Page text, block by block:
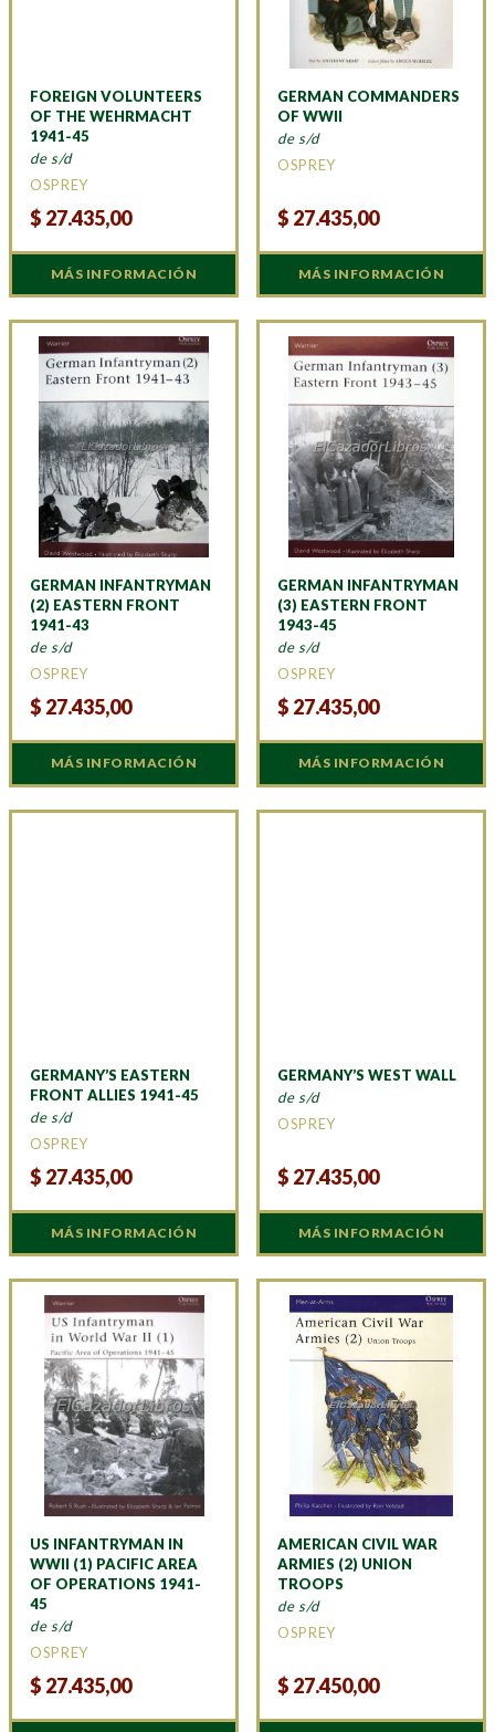
FOREIGN VOLUNTEERS
OF THE WEHRMACHT
1941-45
de s/d
OSPREY
$ 27.435,00
MÁS INFORMACIÓN
GERMAN COMMANDERS
OF WWII
de s/d
OSPREY
$ 27.435,00
MÁS INFORMACIÓN
GERMAN INFANTRYMAN
(2) EASTERN FRONT
1941-43
de s/d
OSPREY
$ 27.435,00
MÁS INFORMACIÓN
GERMAN INFANTRYMAN
(3) EASTERN FRONT
1943-45
de s/d
OSPREY
$ 27.435,00
MÁS INFORMACIÓN
GERMANY’S EASTERN
FRONT ALLIES 1941-45
de s/d
OSPREY
$ 27.435,00
MÁS INFORMACIÓN
GERMANY’S WEST WALL
de s/d
OSPREY
$ 27.435,00
MÁS INFORMACIÓN
US INFANTRYMAN IN
WWII (1) PACIFIC AREA
OF OPERATIONS 1941-
45
de s/d
OSPREY
$ 27.435,00
AMERICAN CIVIL WAR
ARMIES (2) UNION
TROOPS
de s/d
OSPREY
$ 27.450,00